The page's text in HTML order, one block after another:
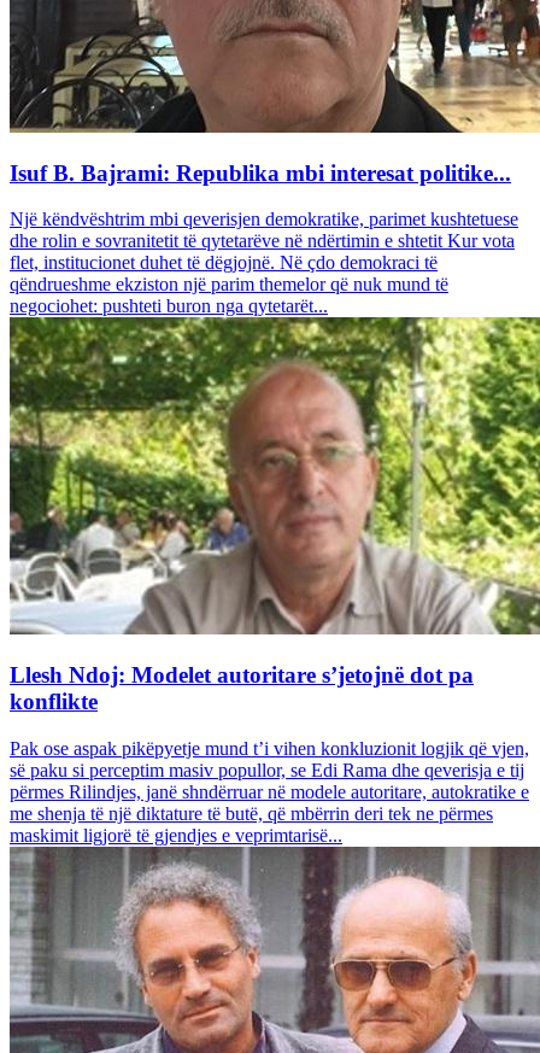
Isuf B. Bajrami: Republika mbi interesat politike...
Një këndvështrim mbi qeverisjen demokratike, parimet kushtetuese
dhe rolin e sovranitetit të qytetarëve në ndërtimin e shtetit Kur vota
flet, institucionet duhet të dëgjojnë. Në çdo demokraci të
qëndrueshme ekziston një parim themelor që nuk mund të
negociohet: pushteti buron nga qytetarët...
Llesh Ndoj: Modelet autoritare s’jetojnë dot pa
konflikte
Pak ose aspak pikëpyetje mund t’i vihen konkluzionit logjik që vjen,
së paku si perceptim masiv popullor, se Edi Rama dhe qeverisja e tij
përmes Rilindjes, janë shndërruar në modele autoritare, autokratike e
me shenja të një diktature të butë, që mbërrin deri tek ne përmes
maskimit ligjorë të gjendjes e veprimtarisë...